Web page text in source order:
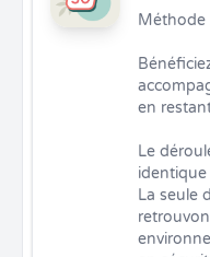
Méthode
en
Le
identique
La seule